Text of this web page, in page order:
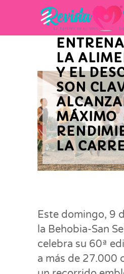
DE
LA
Y EL
SON
MÁXIMO
LA
Este domingo, 9
la Behobia-San
celebra su 60ª
a más de 27.000